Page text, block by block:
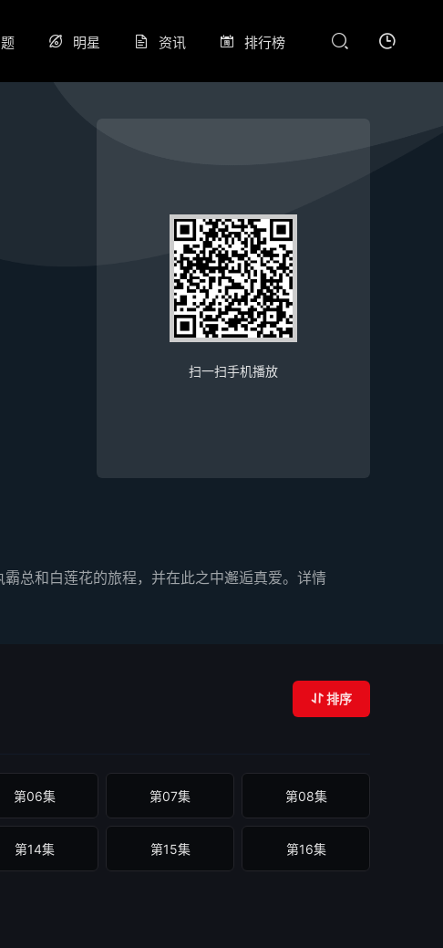
明星 资讯 排行榜
扫一扫手机播放
总和白莲花的旅程，并在此之中邂逅真爱。详情
排序
第06集 第07集 第08集
第14集 第15集 第16集